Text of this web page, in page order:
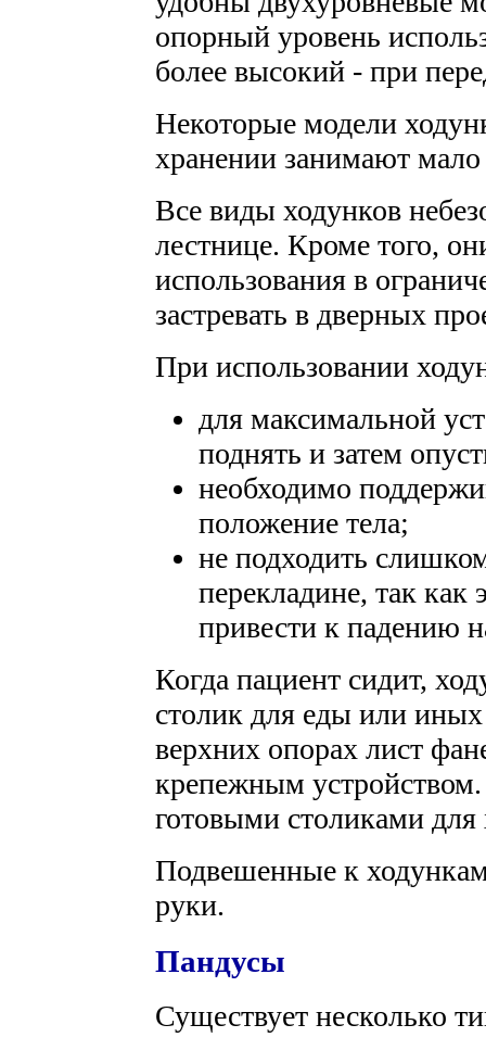
опорный уровень
более высокий - при
Некоторые модели
хранении занимают мало
Все виды ходунков
лестнице. Кроме того,
использования в
застревать в дверных
При использовании
для максимальной
поднять и затем
необходимо
положение тела;
не подходить
перекладине, так
привести к падению
Когда пациент сидит,
столик для еды или иных
верхних опорах лист
крепежным
готовыми столиками для
Подвешенные к
руки.
Пандусы
Существует несколько